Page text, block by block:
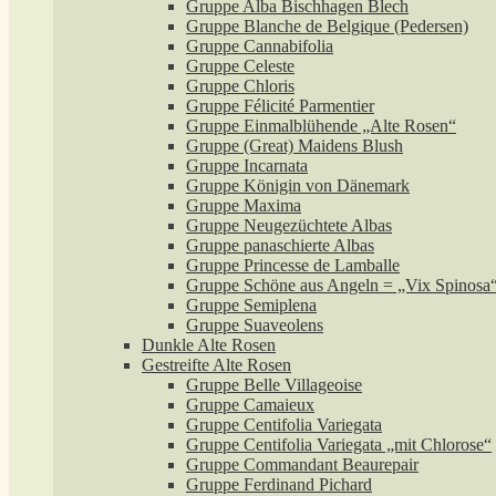
Gruppe Alba Bischhagen Blech
Gruppe Blanche de Belgique (Pedersen)
Gruppe Cannabifolia
Gruppe Celeste
Gruppe Chloris
Gruppe Félicité Parmentier
Gruppe Einmalblühende „Alte Rosen“
Gruppe (Great) Maidens Blush
Gruppe Incarnata
Gruppe Königin von Dänemark
Gruppe Maxima
Gruppe Neugezüchtete Albas
Gruppe panaschierte Albas
Gruppe Princesse de Lamballe
Gruppe Schöne aus Angeln = „Vix
Gruppe Semiplena
Gruppe Suaveolens
Dunkle Alte Rosen
Gestreifte Alte Rosen
Gruppe Belle Villageoise
Gruppe Camaieux
Gruppe Centifolia Variegata
Gruppe Centifolia Variegata „mit Chlorose“
Gruppe Commandant Beaurepair
Gruppe Ferdinand Pichard